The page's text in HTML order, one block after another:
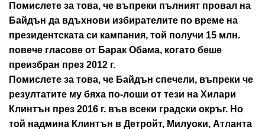
Помислете за това, че въпреки пълният провал на
Байдън да вдъхнови избирателите по време на
президентската си кампания, той получи 15 млн.
повече гласове от Барак Обама, когато беше
преизбран през 2012 г.
Помислете за това, че Байдън спечели, въпреки че
резултатите му бяха по-лоши от тези на Хилари
Клинтън през 2016 г. във всеки градски окръг. Но
той надмина Клинтън в Детройт, Милуоки, Атланта